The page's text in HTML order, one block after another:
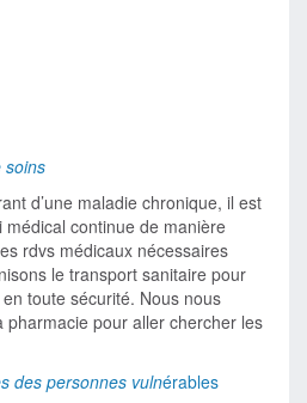
soins
d’une maladie chronique, il est
continue de manière
rdvs médicaux nécessaires
le transport sanitaire pour
toute sécurité. Nous nous
pharmacie pour aller chercher les
des personnes vulnérables